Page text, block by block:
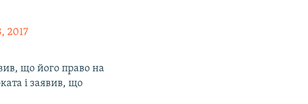
2017
що його право на
і заявив, що